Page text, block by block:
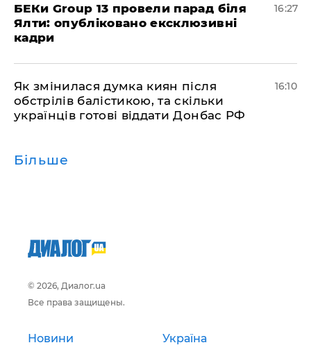
БЕКи Group 13 провели парад біля
Ялти: опубліковано ексклюзивні
кадри
16:27
Як змінилася думка киян після
обстрілів балістикою, та скільки
українців готові віддати Донбас РФ
16:10
Більше
© 2026, Диалог.ua
Все права защищены.
Новини Україна